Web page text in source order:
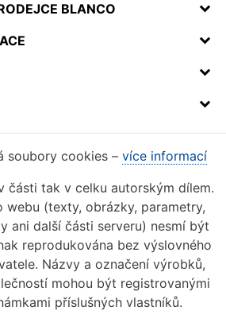
BLANCO
soubory cookies – více informací
části tak v celku autorským dílem.
webu (texty, obrázky, parametry,
ani další části serveru) nesmí být
reprodukována bez výslovného
Názvy a označení výrobků,
mohou být registrovanými
příslušných vlastníků.